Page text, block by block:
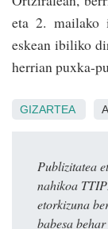
eta 2. mailako
eskean ibiliko
herrian puxka-
GIZARTEA
Publizitatea
nahikoa
etorkizuna
babesa